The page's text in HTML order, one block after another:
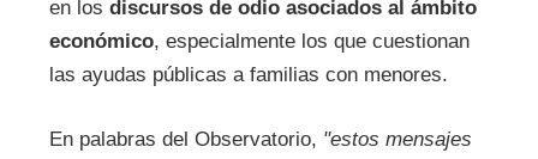
en los discursos de odio asociados al ámbito
económico, especialmente los que cuestionan
las ayudas públicas a familias con menores.
En palabras del Observatorio, "estos mensajes